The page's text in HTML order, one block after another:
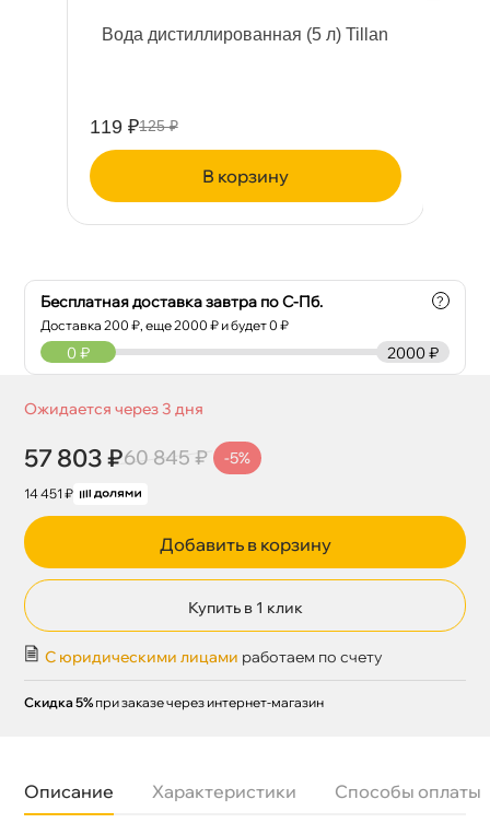
ода дистиллированная (5 л) Tillan
119 ₽125 ₽
корзину
Бесплатная доставка завтра по С-Пб.
Доставка200 ₽, еще2000 ₽ и будет 0 ₽
?
2000 ₽
0 ₽
Ожидается через 3 дня
57 803 ₽60 845 ₽ -5%
14 451 ₽
Добавить в корзину
Купить в 1 клик
С юридическими лицами работаем по счету
Скидка 5% при заказе через интернет-магазин
Описание Характеристики Способы оплаты